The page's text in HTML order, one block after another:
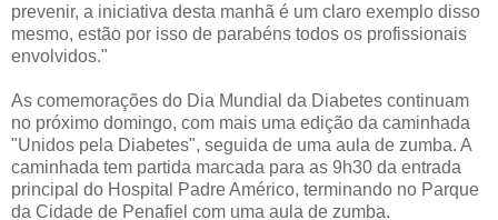
prevenir, a iniciativa desta manhã é um claro exemplo disso
mesmo, estão por isso de parabéns todos os profissionais
envolvidos."
As comemorações do Dia Mundial da Diabetes continuam
no próximo domingo, com mais uma edição da caminhada
"Unidos pela Diabetes", seguida de uma aula de zumba. A
caminhada tem partida marcada para as 9h30 da entrada
principal do Hospital Padre Américo, terminando no Parque
da Cidade de Penafiel com uma aula de zumba.